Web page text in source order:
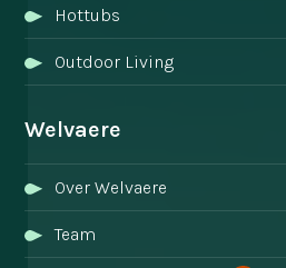
Hottubs
Outdoor Living
Welvaere
Over Welvaere
Team